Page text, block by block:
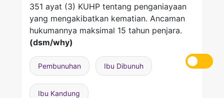
351 ayat (3) KUHP tentang penganiayaan
yang mengakibatkan kematian. Ancaman
hukumannya maksimal 15 tahun penjara.
(dsm/why)
Pembunuhan Ibu Dibunuh
Ibu Kandung